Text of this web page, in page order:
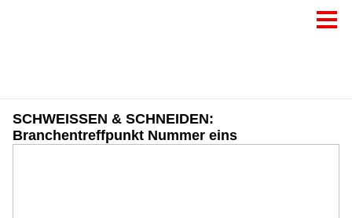
SCHWEISSEN & SCHNEIDEN:
Branchentreffpunkt Nummer eins